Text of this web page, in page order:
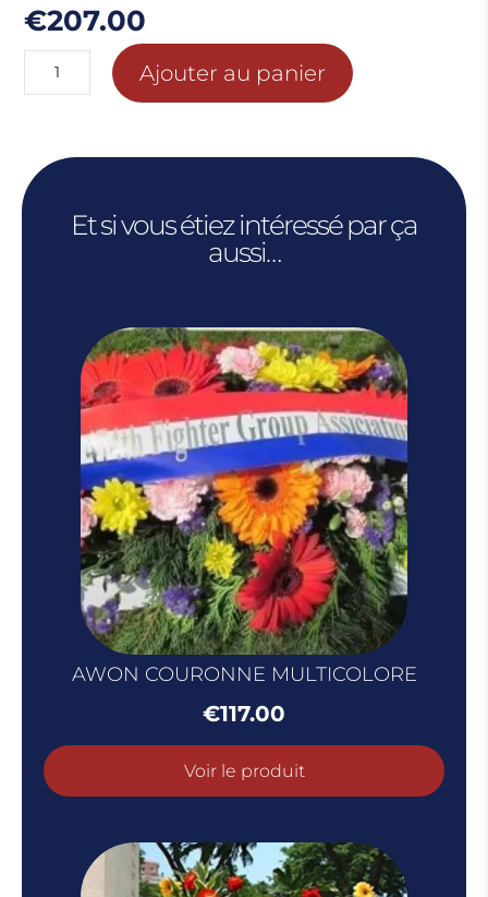
€207.00
quantité
de
BLEUE
JAUNE
Ajouter au panier
Et si vous étiez intéressé par ça
aussi…
AWON COURONNE MULTICOLORE
€117.00
Voir le produit